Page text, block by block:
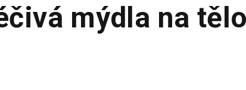
mýdla na tělo